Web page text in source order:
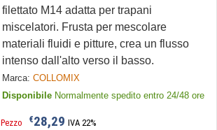
filettato M14 adatta per trapani
miscelatori. Frusta per mescolare
materiali fluidi e pitture, crea un flusso
intenso dall'alto verso il basso.
Marca: COLLOMIX
Disponibile Normalmente spedito entro 24/48 ore
Pezzo €28,29 IVA 22%